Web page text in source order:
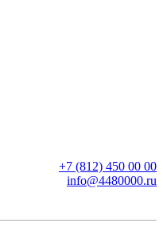
+7 (812) 450 00 00
info@4480000.ru